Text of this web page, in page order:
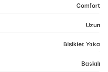
Comfort
Uzun
Bisiklet Yaka
Baskılı